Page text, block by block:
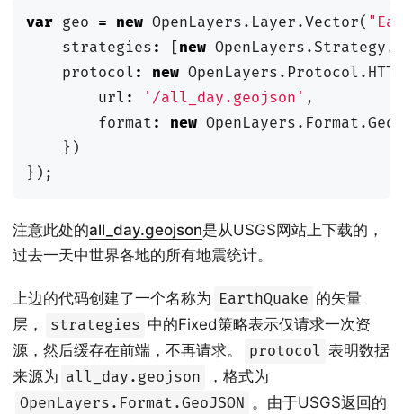
var geo = new OpenLayers . Layer .Vector(
strategies : [new OpenLayers . Strategy .
protocol : new OpenLayers . Protocol . HTTP
url : '/all_day.geojson' ,
format : new OpenLayers . Format .
})
});
注意此处的all_day.geojson是从USGS网站上下载的，
过去一天中世界各地的所有地震统计。
上边的代码创建了一个名称为 EarthQuake 的矢量
层，
strategies 中的Fixed策略表示仅请求一次资
源，然后缓存在前端，不再请求。
protocol 表明数据
来源为 all_day.geojson
，格式为
OpenLayers.Format.GeoJSON 。由于USGS返回的